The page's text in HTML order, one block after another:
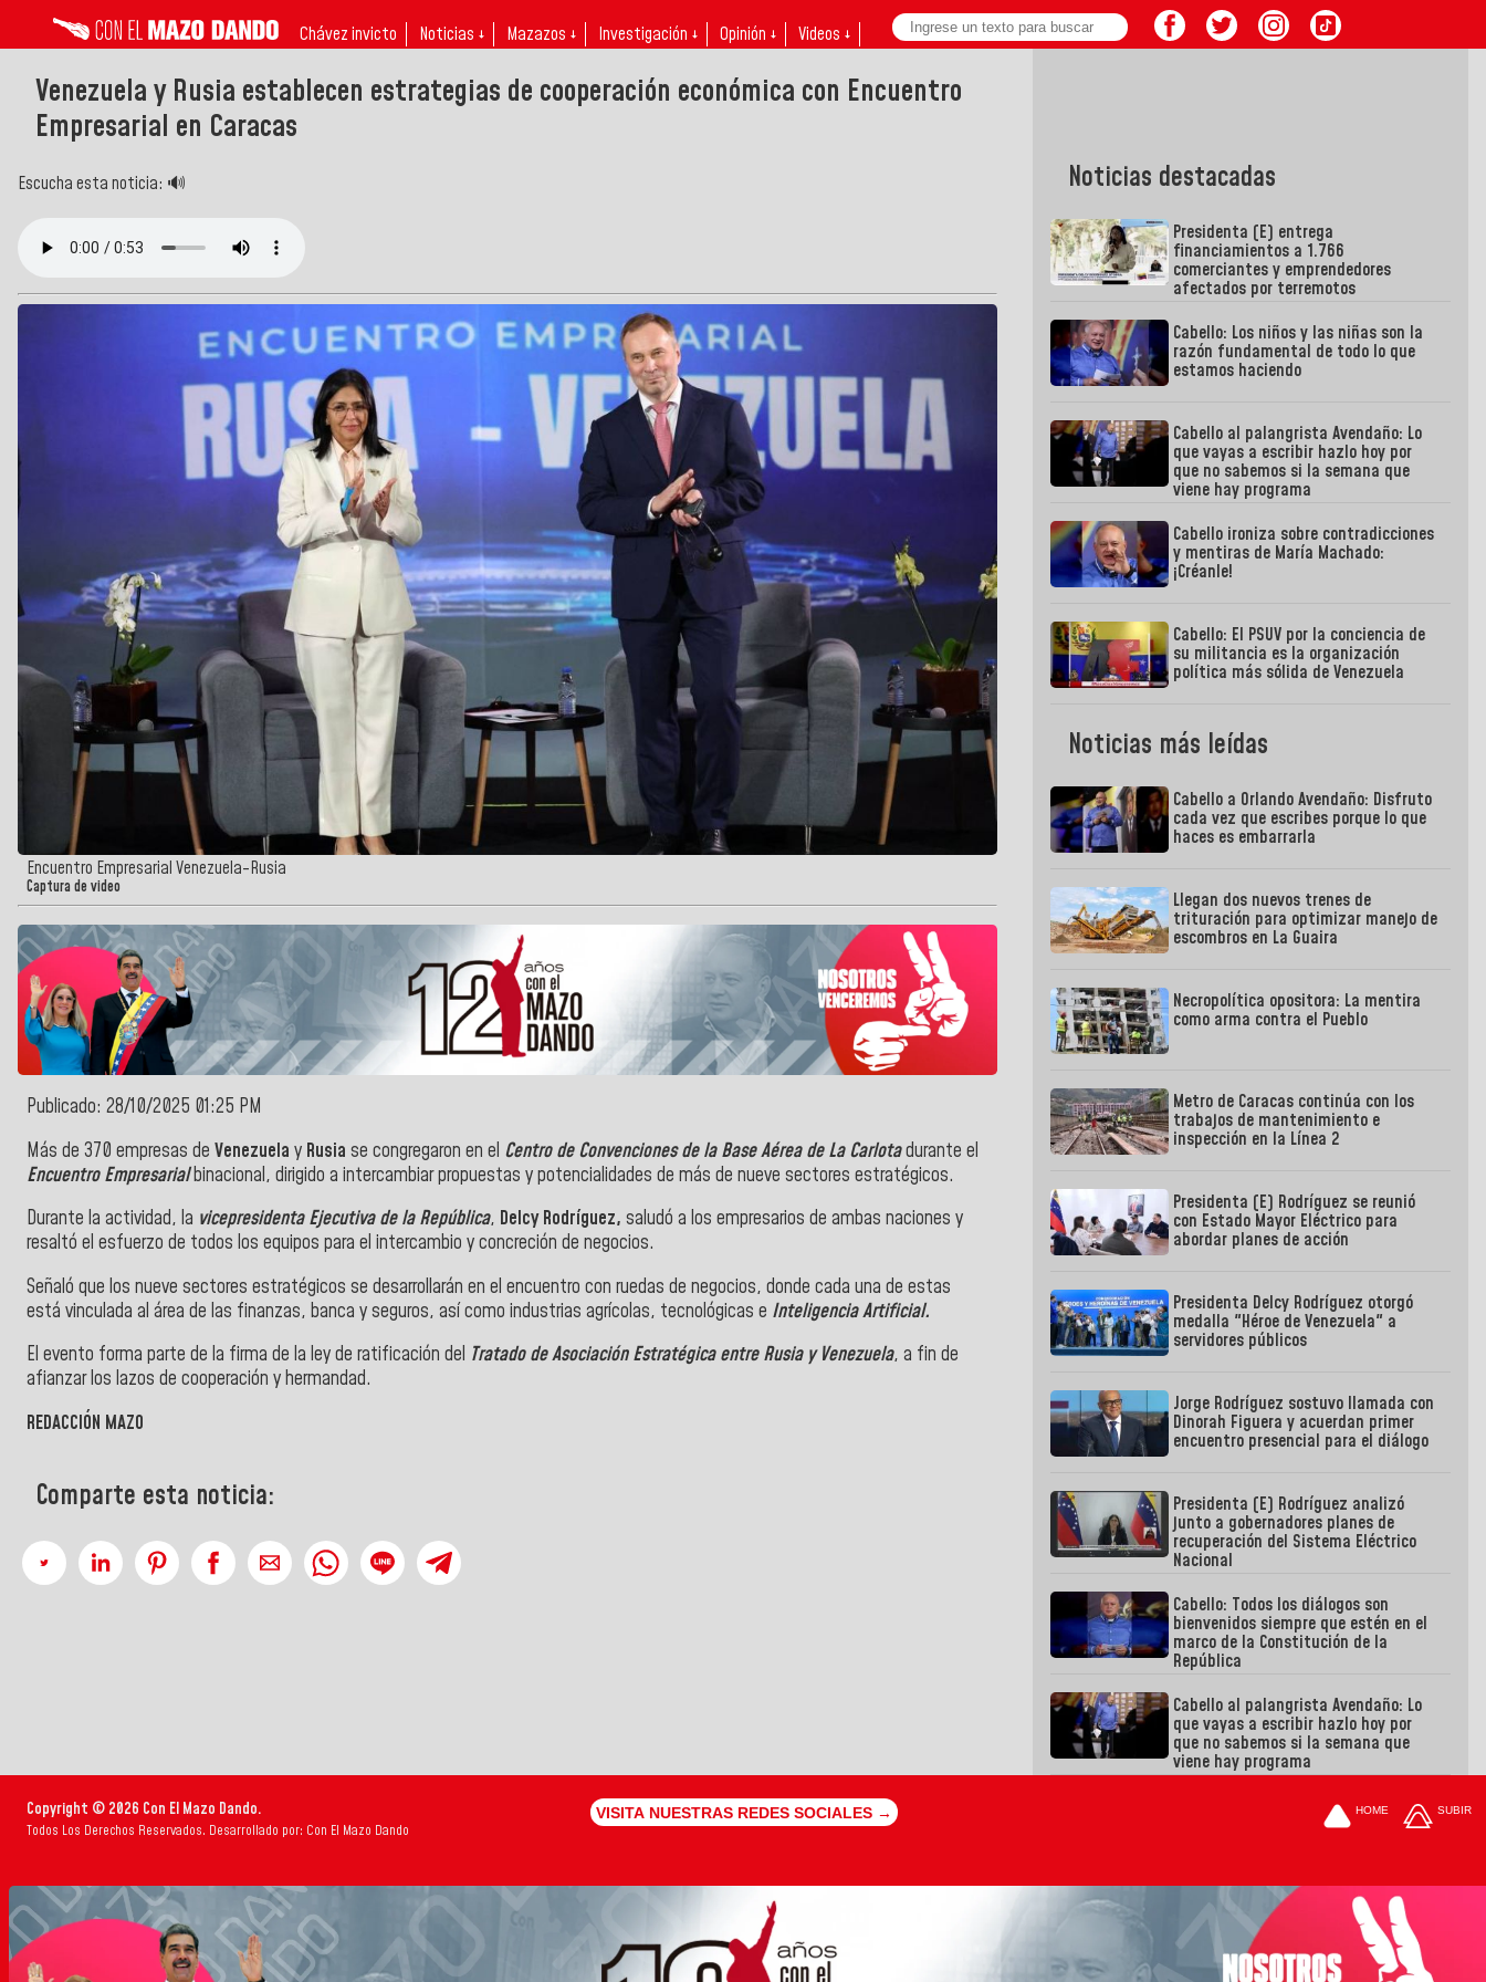
Chávez invicto Noticias ↓ Mazazos ↓ Investigación ↓ Opinión ↓ Videos ↓
Venezuela y Rusia establecen estrategias de cooperación económica con Encuentro
Empresarial en Caracas
Escucha esta noticia: 🔊
Encuentro Empresarial Venezuela-Rusia
Captura de video
Publicado: 28/10/2025 01:25 PM
Más de 370 empresas de Venezuela y Rusia se congregaron en el Centro de Convenciones de la Base Aérea de La Carlotadurante el
Encuentro Empresarialbinacional, dirigido a intercambiar propuestas y potencialidades de más de nueve sectores estratégicos.
Durante la actividad, la vicepresidenta Ejecutiva de la República, Delcy Rodríguez, saludó a los empresarios de ambas naciones y
resaltó el esfuerzo de todos los equipos para el intercambio y concreción de negocios.
Señaló que los nueve sectores estratégicos se desarrollarán en el encuentro con ruedas de negocios, donde cada una de estas
está vinculada al área de las finanzas, banca y seguros, así como industrias agrícolas, tecnológicas e Inteligencia Artificial.
El evento forma parte de la firma de la ley de ratificación del Tratado de Asociación Estratégica entre Rusia y Venezuela, a fin de
afianzar los lazos de cooperación y hermandad.
REDACCIÓN MAZO
Comparte esta noticia:
Noticias destacadas
Presidenta (E) entrega
financiamientos a 1.766
comerciantes y emprendedores
afectados por terremotos
Cabello: Los niños y las niñas son la
razón fundamental de todo lo que
estamos haciendo
Cabello al palangrista Avendaño: Lo
que vayas a escribir hazlo hoy por
que no sabemos si la semana que
viene hay programa
Cabello ironiza sobre contradicciones
y mentiras de María Machado:
¡Créanle!
Cabello: El PSUV por la conciencia de
su militancia es la organización
política más sólida de Venezuela
Noticias más leídas
Cabello a Orlando Avendaño: Disfruto
cada vez que escribes porque lo que
haces es embarrarla
Llegan dos nuevos trenes de
trituración para optimizar manejo de
escombros en La Guaira
Necropolítica opositora: La mentira
como arma contra el Pueblo
Metro de Caracas continúa con los
trabajos de mantenimiento e
inspección en la Línea 2
Presidenta (E) Rodríguez se reunió
con Estado Mayor Eléctrico para
abordar planes de acción
Presidenta Delcy Rodríguez otorgó
medalla "Héroe de Venezuela" a
servidores públicos
Jorge Rodríguez sostuvo llamada con
Dinorah Figuera y acuerdan primer
encuentro presencial para el diálogo
Presidenta (E) Rodríguez analizó
junto a gobernadores planes de
recuperación del Sistema Eléctrico
Nacional
Cabello: Todos los diálogos son
bienvenidos siempre que estén en el
marco de la Constitución de la
República
Cabello al palangrista Avendaño: Lo
que vayas a escribir hazlo hoy por
que no sabemos si la semana que
viene hay programa
Copyright © 2026 Con El Mazo Dando.
Todos Los Derechos Reservados. Desarrollado por: Con El Mazo Dando
VISITA NUESTRAS REDES SOCIALES → HOME SUBIR